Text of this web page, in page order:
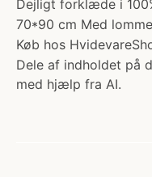
Dejligt forklæde i
70*90 cm Med
Køb hos
Dele af indholdet på
med hjælp fra AI.